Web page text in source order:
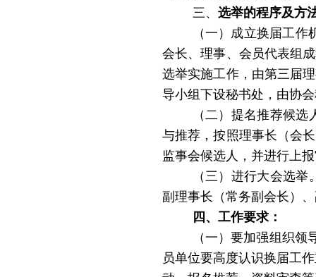
三、 选举的程序及方
（一）成立换届工作
会长、理事、会员代表组
选举实施工作，由第三届
导小组下设秘书处，由协
（二）提名推荐候
与推荐，按照理事长（会
监事会候选人，并进行上
（三）进行大会选
副理事长（常务副会长）
四、工作要求：
（一）要加强组织
员单位要高度认识换届工